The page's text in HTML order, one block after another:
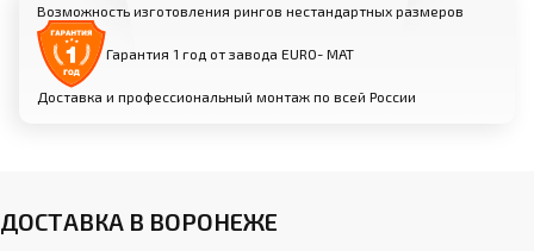
Съемный чехол из износостойкой
искусственной кожи
Порошковое покрытие для защиты от
коррозии
Возможность изготовления рингов нестандартных размеров
Гарантия 1 год от завода EURO- МАТ
Доставка и профессиональный монтаж по всей России
ДОСТАВКА В ВОРОНЕЖЕ